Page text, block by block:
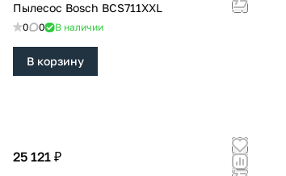
Пылесос Bosch BCS711XXL
0 0 В наличии
В корзину
25 121 ₽